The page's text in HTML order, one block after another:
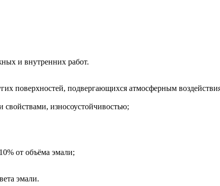
и внутренних работ.
поверхностей, подвергающихся атмосферным
износоустойчивостью;
от объёма эмали;
эмали.